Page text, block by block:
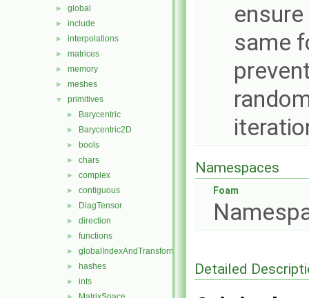
► global
► include
► interpolations
► matrices
► memory
► meshes
▼ primitives
► Barycentric
► Barycentric2D
► bools
► chars
► complex
► contiguous
► DiagTensor
► direction
► functions
► globalIndexAndTransform
► hashes
► ints
same
Namespaces
Foam
Detailed